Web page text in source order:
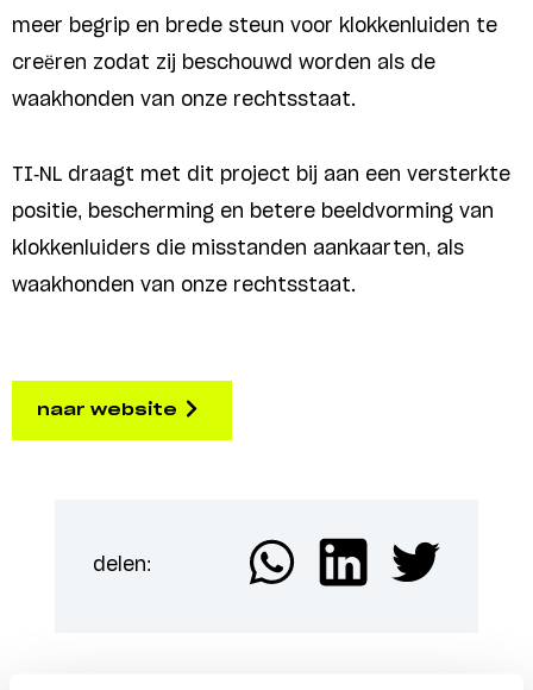
meer begrip en brede steun voor klokkenluiden te
creëren zodat zij beschouwd worden als de
waakhonden van onze rechtsstaat.
TI-NL draagt met dit project bij aan een versterkte
positie, bescherming en betere beeldvorming van
klokkenluiders die misstanden aankaarten, als
waakhonden van onze rechtsstaat.
naar website
delen: